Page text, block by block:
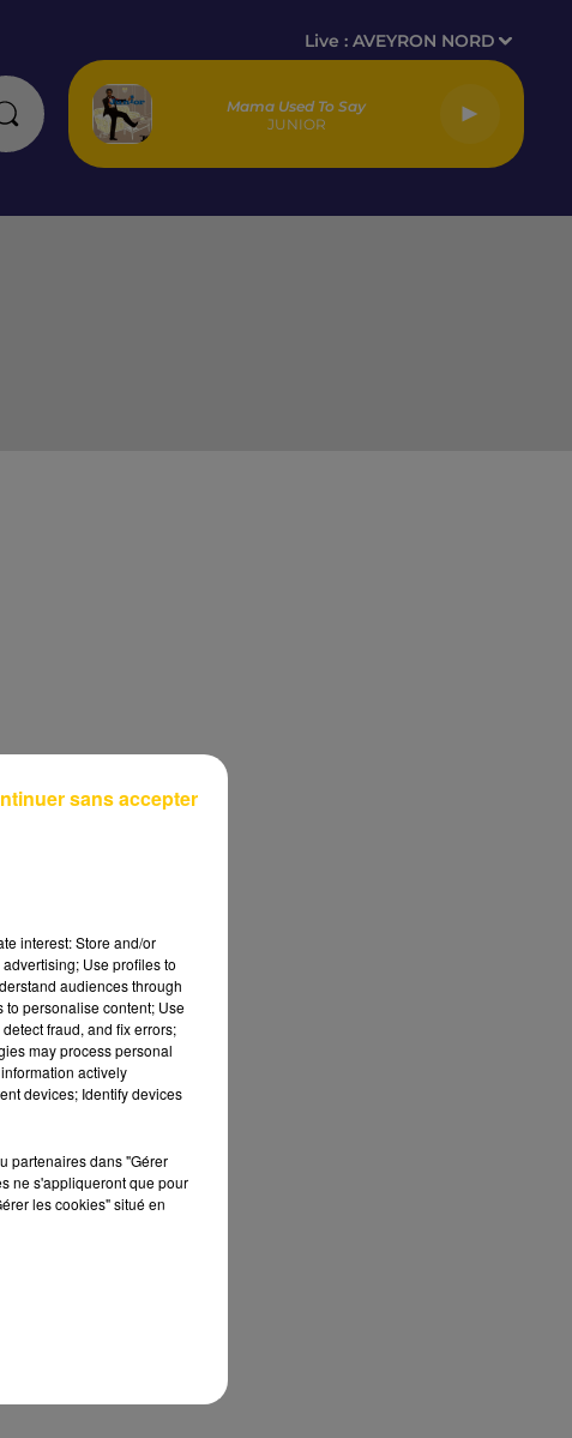
Live :AVEYRON NORD
Mama Used To Say
JUNIOR
interest: Store and/or
Use profiles to
audiences through
to personalise content; Use
fraud, and fix errors;
may process personal
actively
devices; Identify devices
partenaires dans "Gérer
ne s'appliqueront que pour
les cookies" situé en
sans accepter